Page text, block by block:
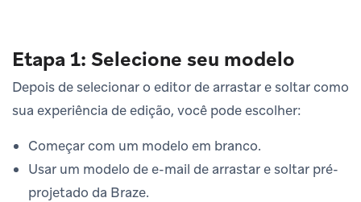
Etapa 1: Selecione seu modelo
Depois de selecionar o editor de arrastar e soltar como
sua experiência de edição, você pode escolher:
Começar com um modelo em branco.
Usar um modelo de e-mail de arrastar e soltar pré-
projetado da Braze.